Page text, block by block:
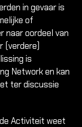
in gevaar is
of
naar oordeel van
(verdere)
is
Network en kan
ter discussie
Activiteit weet